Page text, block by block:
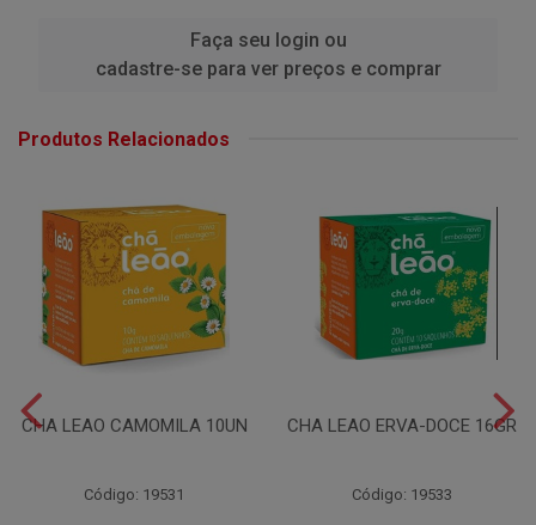
Faça seu login ou
cadastre-se para ver preços e comprar
Produtos Relacionados
CHA LEAO CAMOMILA 10UN
Código: 19531
CHA LEAO ERVA-DOCE 16GR
Código: 19533